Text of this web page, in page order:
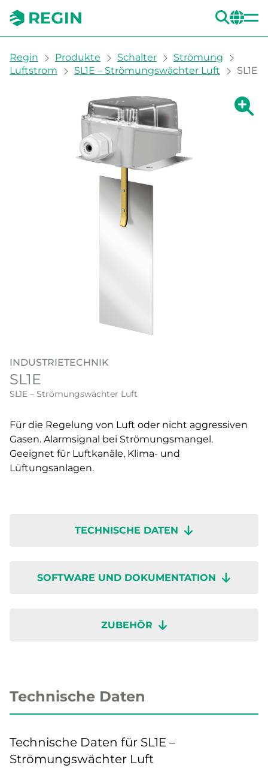
You are here:
Regin Produkte Schalter
Strömung
Luftstrom
SL1E – Strömungswächter Luft SL1E
Zeige
INDUSTRIETECHNIK
SL1E
SL1E – Strömungswächter Luft
Für die Regelung von Luft oder nicht aggressiven
Gasen. Alarmsignal bei Strömungsmangel.
Geeignet für Luftkanäle, Klima- und
Lüftungsanlagen.
TECHNISCHE DATEN
SOFTWARE UND DOKUMENTATION
ZUBEHÖR
Technische Daten
Technische Daten für SL1E –
Strömungswächter Luft